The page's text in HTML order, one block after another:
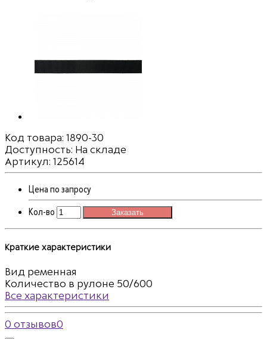
Код товара: 1890-30
Доступность: На складе
Артикул: 125614
Цена по запросу
Кол-во
Заказать
Краткие характеристики
Вид ременная
Количество в рулоне 50/600
Все характеристики
0 отзывов0